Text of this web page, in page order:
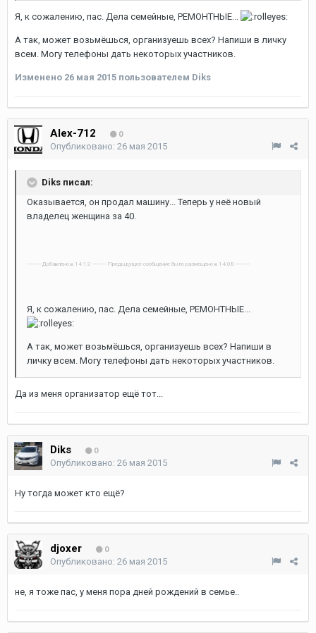
Я, к сожалению, пас. Дела семейные, РЕМОНТНЫЕ...
А так, может возьмёшься, организуешь всех? Напиши в личку
всем. Могу телефоны дать некоторых участников.
Изменено 26 мая 2015 пользователем Diks
Alex-712 0
Опубликовано: 26 мая 2015
Diks писал:
Оказывается, он продал машину... Теперь у неё новый
владелец женщина за 40.
---------- Добавлено в 14:12 ---------- Предыдущее сообщение было размещено в 14:08 ----------
Я, к сожалению, пас. Дела семейные, РЕМОНТНЫЕ...
А так, может возьмёшься, организуешь всех? Напиши в
личку всем. Могу телефоны дать некоторых участников.
Да из меня организатор ещё тот...
Diks 0
Опубликовано: 26 мая 2015
Ну тогда может кто ещё?
djoxer 0
Опубликовано: 26 мая 2015
не, я тоже пас, у меня пора дней рождений в семье..